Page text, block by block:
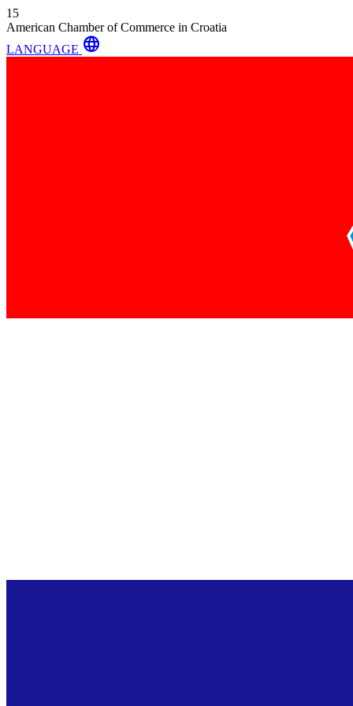
15
American Chamber of Commerce in Croatia
LANGUAGE language